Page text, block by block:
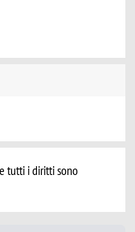
tutti i diritti sono